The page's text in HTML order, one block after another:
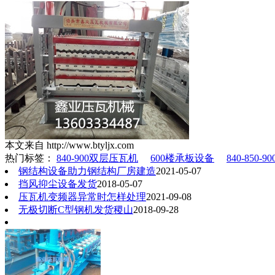
本文来自 http://www.btyljx.com
热门标签： 840-900双层压瓦机 600楼承板设备
840-850-
钢结构设备助力钢结构厂房建造2021-05-07
挡风抑尘设备发货2018-05-07
压瓦机变频器异常时怎样处理2021-09-08
无极切断C型钢机发货稷山2018-09-28